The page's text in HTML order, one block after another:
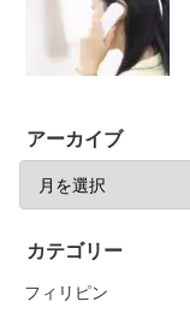
アーカイブ
カテゴリー
フィリピン